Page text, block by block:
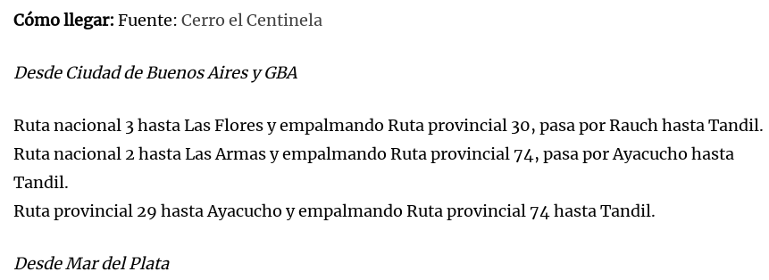
Cómo llegar: Fuente: Cerro el Centinela
Desde Ciudad de Buenos Aires y GBA
Ruta nacional 3 hasta Las Flores y empalmando Ruta provincial 30, pasa por Rauch hasta Tandil.
Ruta nacional 2 hasta Las Armas y empalmando Ruta provincial 74, pasa por Ayacucho hasta
Tandil.
Ruta provincial 29 hasta Ayacucho y empalmando Ruta provincial 74 hasta Tandil.
Desde Mar del Plata